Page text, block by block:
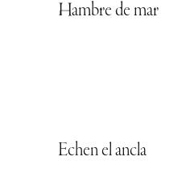
Hambre de mar
Echen el ancla